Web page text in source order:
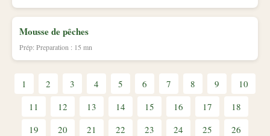
Mousse de pêches
Prép: Preparation : 15 mn
1 2 3 4 5 6 7 8 9
10
11
12 13 14 15 16 17
18
19
20 21 22 23 24 25
26